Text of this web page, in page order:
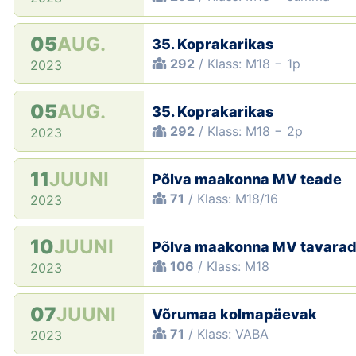
05AUG.
2023
35. Koprakarikas
292 / Klass: M18 − 1p
05AUG.
2023
35. Koprakarikas
292 / Klass: M18 − 2p
11JUUNI
2023
Põlva maakonna MV teade
71 / Klass: M18/16
10JUUNI
2023
Põlva maakonna MV
106 / Klass: M18
07JUUNI
2023
Võrumaa kolmapäevak
71 / Klass: VABA